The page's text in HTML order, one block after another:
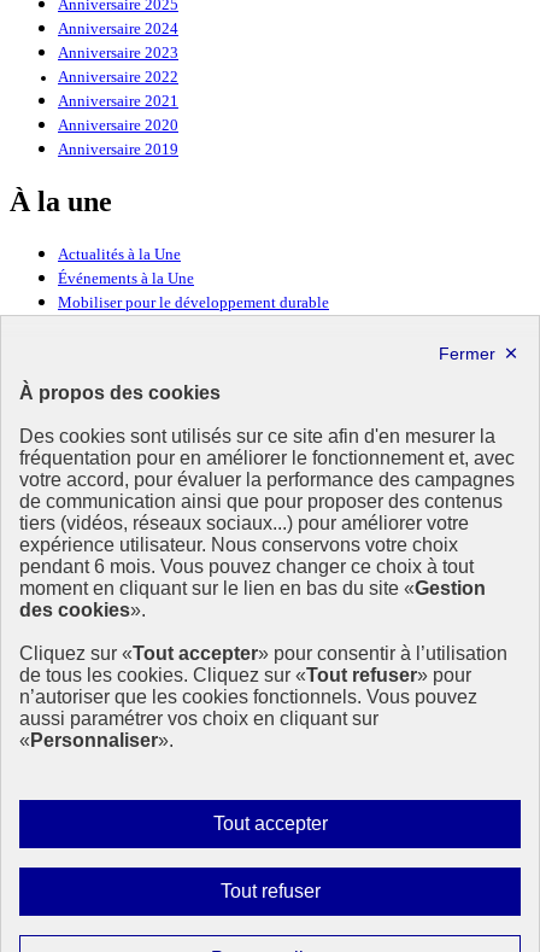
À propos des cookies
Des cookies sont utilisés sur ce site afin d'en mesurer la
fréquentation pour en améliorer le fonctionnement et, avec
votre accord, pour évaluer la performance des campagnes
de communication ainsi que pour proposer des contenus
tiers (vidéos, réseaux sociaux...) pour améliorer votre
expérience utilisateur. Nous conservons votre choix
pendant 6 mois. Vous pouvez changer ce choix à tout
moment en cliquant sur le lien en bas du site «Gestion
des cookies».
Cliquez sur «Tout accepter» pour consentir à l’utilisation
de tous les cookies. Cliquez sur «Tout refuser» pour
n’autoriser que les cookies fonctionnels. Vous pouvez
aussi paramétrer vos choix en cliquant sur
« Personnaliser».
Tout accepterAutoriser
tous
Tout refuserInterdire
tous
Anniversaire 2025
Anniversaire 2024
Anniversaire 2023
Anniversaire 2022
Anniversaire 2021
Anniversaire 2020
Anniversaire 2019
À la une
Actualités à la Une
Événements à la Une
Mobiliser pour le développement durable
Ressources
Ressources
La Méth’ODD
Gouvernement
Ce site propose l’information de référence concernant l’Agenda
2030 et la feuille de route de la France. Il valorise la mobilisation de
tous les acteurs.
info.gouv.fr- ouvre une nouvelle fenêtre
service-public.fr - ouvre une nouvelle fenêtre
legifrance.gouv.fr- ouvre une nouvelle fenêtre
data.gouv.fr- ouvre une nouvelle fenêtre
Plan du site
Mentions légales